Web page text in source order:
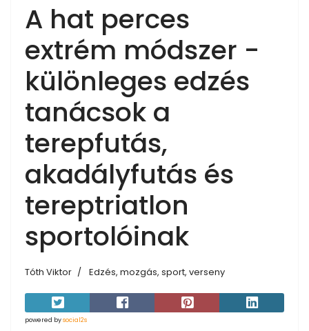
A hat perces
extrém módszer -
különleges edzés
tanácsok a
terepfutás,
akadályfutás és
tereptriatlon
sportolóinak
Tóth Viktor Edzés, mozgás, sport, verseny
powered bysocial2s